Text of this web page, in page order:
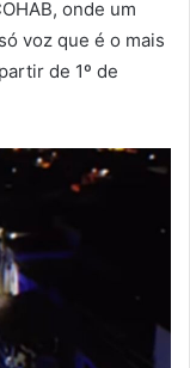
onde um
voz que é o mais
de 1º de